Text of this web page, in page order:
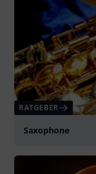
RATGEBER
Saxophone